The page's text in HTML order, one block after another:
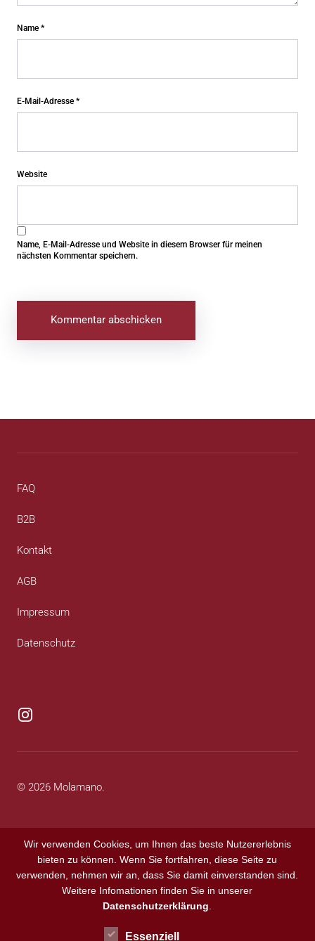
Name *
E-Mail-Adresse *
Website
Name, E-Mail-Adresse und Website in diesem Browser für meinen
nächsten Kommentar speichern.
FAQ
B2B
Kontakt
AGB
Impressum
Datenschutz
instagram
© 2026 Molamano.
Wir verwenden Cookies, um Ihnen das beste Nutzererlebnis
bieten zu können. Wenn Sie fortfahren, diese Seite zu
verwenden, nehmen wir an, dass Sie damit einverstanden sind.
Weitere Infomationen finden Sie in unserer
Datenschutzerklärung.
Essenziell